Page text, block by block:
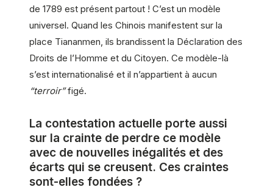
de 1789 est présent partout ! C’est un modèle
universel. Quand les Chinois manifestent sur la
place Tiananmen, ils brandissent la Déclaration des
Droits de l’Homme et du Citoyen. Ce modèle-là
s’est internationalisé et il n’appartient à aucun
“terroir”figé.
La contestation actuelle porte aussi
sur la crainte de perdre ce modèle
avec de nouvelles inégalités et des
écarts qui se creusent. Ces craintes
sont-elles fondées ?